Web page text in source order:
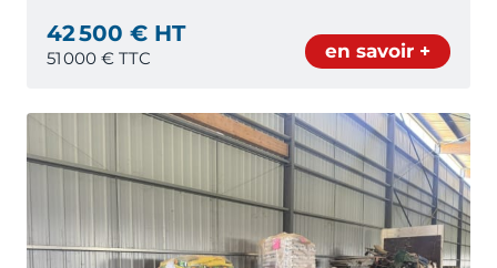
42 500 € HT
51 000 € TTC en savoir +